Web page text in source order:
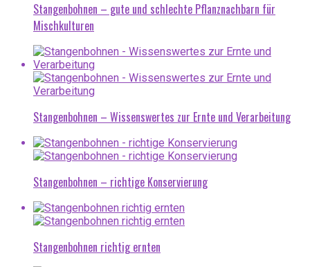
Stangenbohnen – gute und schlechte Pflanznachbarn für
Mischkulturen
Stangenbohnen – Wissenswertes zur Ernte und Verarbeitung
Stangenbohnen – richtige Konservierung
Stangenbohnen richtig ernten